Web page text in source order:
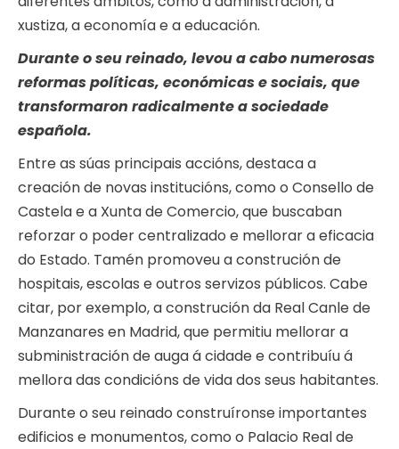
xustiza, a economía e a educación.
Durante o seu reinado, levou a cabo numerosas
reformas políticas, económicas e sociais, que
transformaron radicalmente a sociedade
española.
Entre as súas principais accións, destaca a
creación de novas institucións, como o Consello de
Castela e a Xunta de Comercio, que buscaban
reforzar o poder centralizado e mellorar a eficacia
do Estado. Tamén promoveu a construción de
hospitais, escolas e outros servizos públicos. Cabe
citar, por exemplo, a construción da Real Canle de
Manzanares en Madrid, que permitiu mellorar a
subministración de auga á cidade e contribuíu á
mellora das condicións de vida dos seus habitantes.
Durante o seu reinado construíronse importantes
edificios e monumentos, como o Palacio Real de